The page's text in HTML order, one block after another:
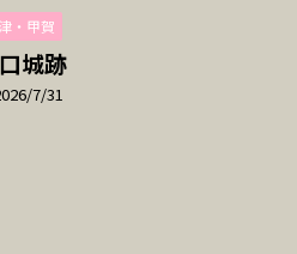
・甲賀
城跡
7/31